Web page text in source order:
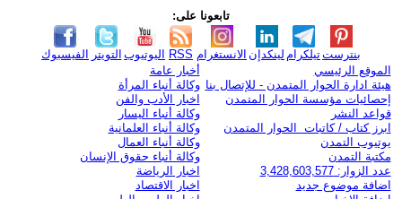
تابعونا على:
الفيسبوك التويتر اليوتيوب RSS الانستغرام لينكدإن تيلكرامبنترست
الموقع الرئيسي
هيئة ادارة الحوار المتمدن - للإتصال بنا
إحصائيات مؤسسة الحوار المتمدن
قواعد النشر
ابرز كتاب / كاتبات الحوار المتمدن
يوتيوب التمدن
مكتبة التمدن
عدد الزوار: 3,428,603,577
اضافة موضوع جديد
أخبار عامة
وكالة أنباء المرأة
اخبار الأدب والفن
وكالة أنباء اليسار
وكالة أنباء العلمانية
وكالة أنباء العمال
وكالة أنباء حقوق الإنسان
اخبار الرياضة
اخبار الاقتصاد